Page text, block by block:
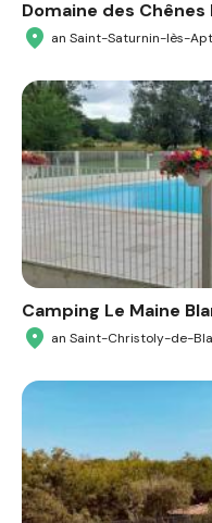
Domaine des Chênes
an Saint-Saturnin-lès-
Camping Le Maine
an Saint-Christoly-de-